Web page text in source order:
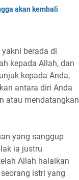
akan kembali
berada di
kepada Allah, dan
kepada Anda,
antara diri Anda
atau mendatangkan
yang sanggup
ia justru
Allah halalkan
istri yang